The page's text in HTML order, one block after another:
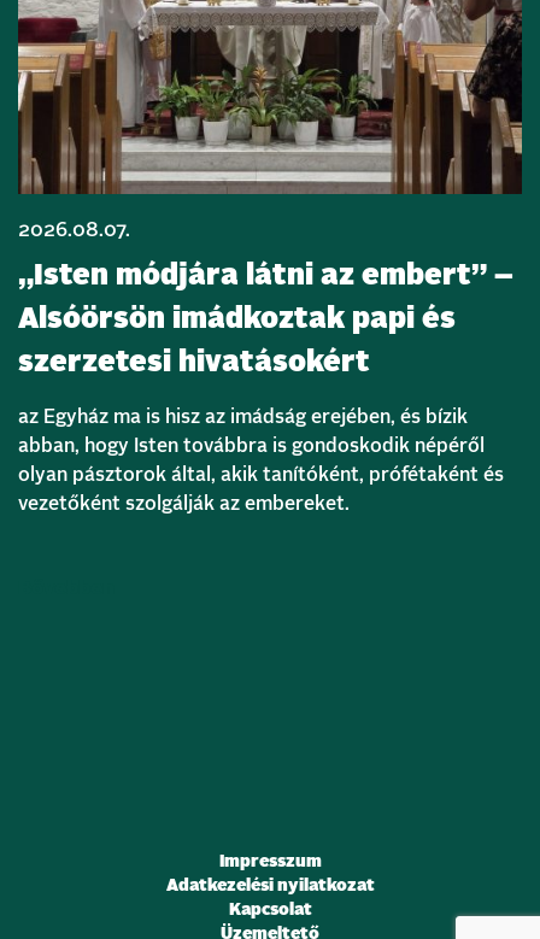
2026.08.07.
„Isten módjára látni az embert” –
Alsóörsön imádkoztak papi és
szerzetesi hivatásokért
az Egyház ma is hisz az imádság erejében, és bízik
abban, hogy Isten továbbra is gondoskodik népéről
olyan pásztorok által, akik tanítóként, prófétaként és
vezetőként szolgálják az embereket.
Impresszum
Adatkezelési nyilatkozat
Kapcsolat
Üzemeltető